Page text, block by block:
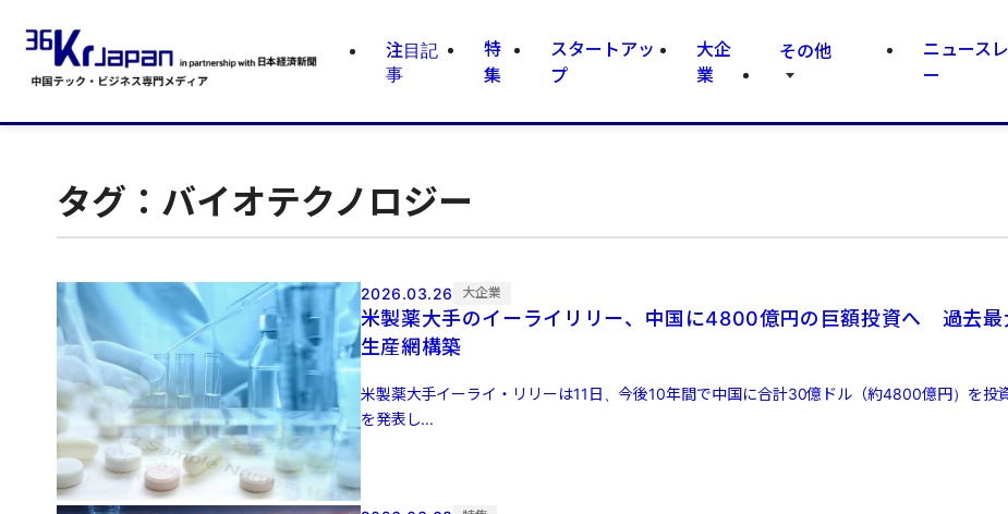
注目記
事
特
集
スタートアッ
プ
大企
業
その他
ニュース
ー
タグ：バイオテクノロジー
2026.03.26 大企業
米製薬大手のイーライリリー、中国に4800億円の巨額投資へ 過去最
生産網構築
米製薬大手イーライ・リリーは11日、今後10年間で中国に合計30億ドル（約4800億円）を投
を発表し...